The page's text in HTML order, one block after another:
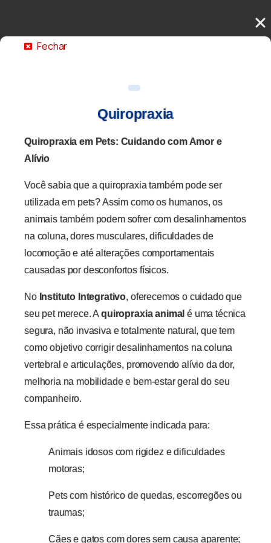
Fechar
Quiropraxia
Quiropraxia em Pets: Cuidando com Amor e
Alívio
Você sabia que a quiropraxia também pode ser
utilizada em pets? Assim como os humanos, os
animais também podem sofrer com desalinhamentos
na coluna, dores musculares, dificuldades de
locomoção e até alterações comportamentais
causadas por desconfortos físicos.
No Instituto Integrativo, oferecemos o cuidado que
seu pet merece. Aquiropraxia animal é uma técnica
segura, não invasiva e totalmente natural, que tem
como objetivo corrigir desalinhamentos na coluna
vertebral e articulações, promovendo alívio da dor,
melhoria na mobilidade e bem-estar geral do seu
companheiro.
Essa prática é especialmente indicada para:
Animais idosos com rigidez e dificuldades
motoras;
Pets com histórico de quedas, escorregões ou
traumas;
Cães e gatos com dores sem causa aparente;